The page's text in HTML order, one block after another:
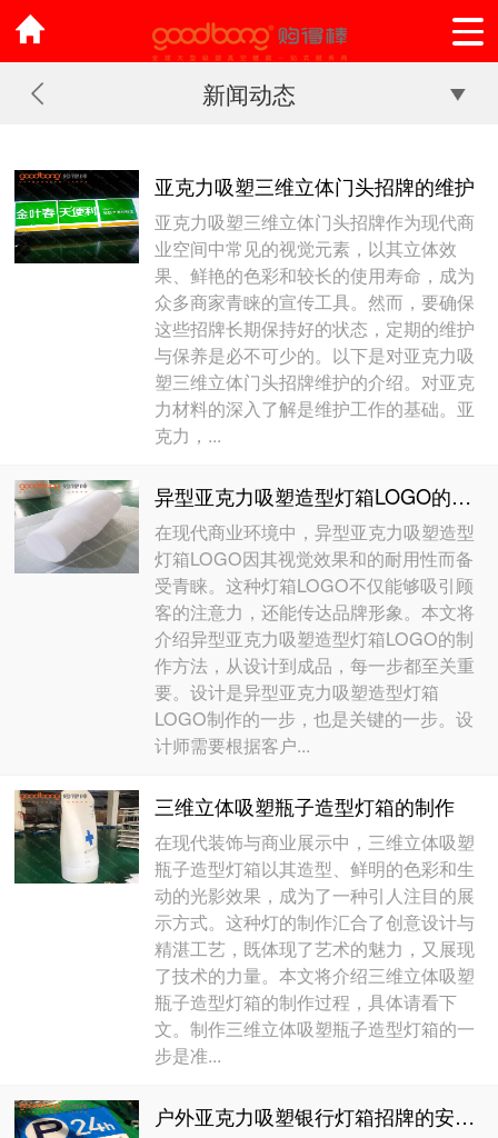
新闻动态
亚克力吸塑三维立体门头招牌的维护
亚克力吸塑三维立体门头招牌作为现代商
业空间中常见的视觉元素，以其立体效
果、鲜艳的色彩和较长的使用寿命，成为
众多商家青睐的宣传工具。然而，要确保
这些招牌长期保持好的状态，定期的维护
与保养是必不可少的。以下是对亚克力吸
塑三维立体门头招牌维护的介绍。对亚克
力材料的深入了解是维护工作的基础。亚
克力，...
异型亚克力吸塑造型灯箱LOGO的制作方法
在现代商业环境中，异型亚克力吸塑造型
灯箱LOGO因其视觉效果和的耐用性而备
受青睐。这种灯箱LOGO不仅能够吸引顾
客的注意力，还能传达品牌形象。本文将
介绍异型亚克力吸塑造型灯箱LOGO的制
作方法，从设计到成品，每一步都至关重
要。设计是异型亚克力吸塑造型灯箱
LOGO制作的一步，也是关键的一步。设
计师需要根据客户...
三维立体吸塑瓶子造型灯箱的制作
在现代装饰与商业展示中，三维立体吸塑
瓶子造型灯箱以其造型、鲜明的色彩和生
动的光影效果，成为了一种引人注目的展
示方式。这种灯的制作汇合了创意设计与
精湛工艺，既体现了艺术的魅力，又展现
了技术的力量。本文将介绍三维立体吸塑
瓶子造型灯箱的制作过程，具体请看下
文。制作三维立体吸塑瓶子造型灯箱的一
步是准...
户外亚克力吸塑银行灯箱招牌的安装注意事项